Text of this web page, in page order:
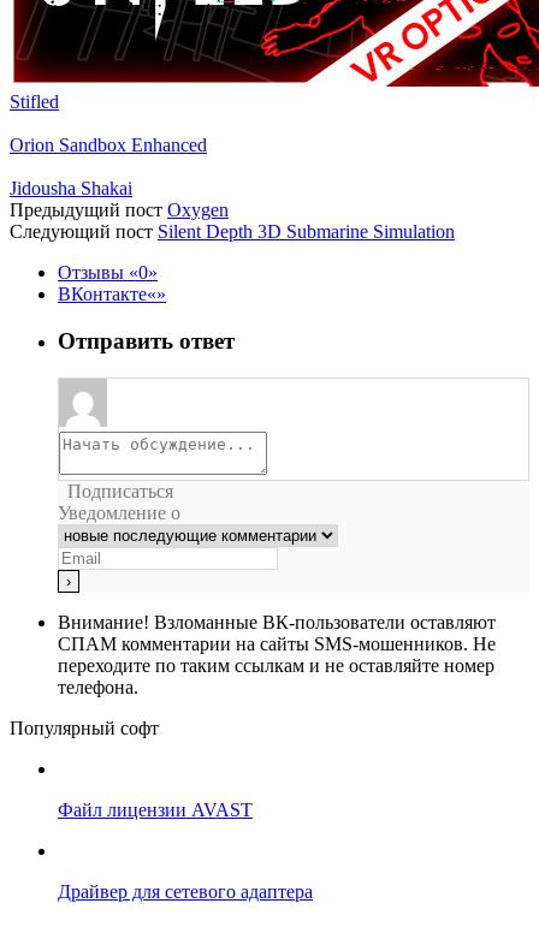
Stifled
Orion Sandbox Enhanced
Jidousha Shakai
Предыдущий пост Oxygen
Следующий пост Silent Depth 3D Submarine Simulation
Отзывы
0
ВКонтакте
Отправить ответ
Подписаться
Уведомление о
Внимание! Взломанные ВК-пользователи оставляют
СПАМ комментарии на сайты SMS-мошенников. Не
переходите по таким ссылкам и не оставляйте номер
телефона.
Популярный софт
Файл лицензии AVAST
Драйвер для сетевого адаптера